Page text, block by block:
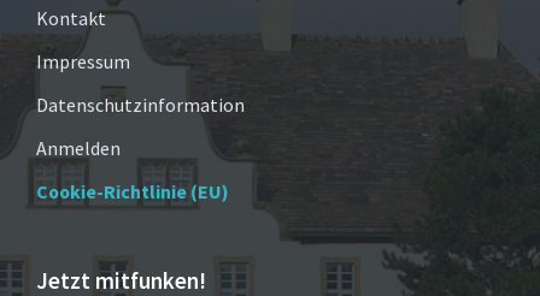
Kontakt
Impressum
Datenschutzinformation
Anmelden
Cookie-Richtlinie (EU)
Jetzt mitfunken!